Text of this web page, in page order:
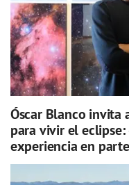
Óscar Blanco
para vivir el
experiencia en